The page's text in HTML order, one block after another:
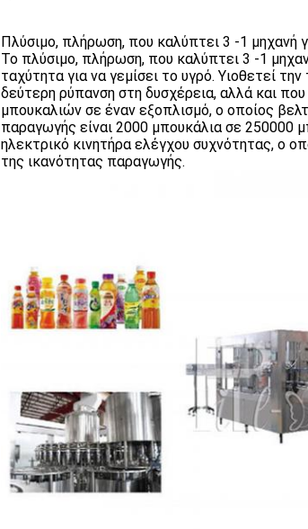
Πλύσιμο, πλήρωση, που καλύπτει 3 -1 μηχανή
Το πλύσιμο, πλήρωση, που καλύπτει 3 -1
ταχύτητα για να γεμίσει το υγρό. Υιοθετεί
δεύτερη ρύπανση στη δυσχέρεια, αλλά και
μπουκαλιών σε έναν εξοπλισμό, ο οποίος
παραγωγής είναι 2000 μπουκάλια σε 250000
ηλεκτρικό κινητήρα ελέγχου συχνότητας, ο
της ικανότητας παραγωγής.